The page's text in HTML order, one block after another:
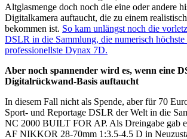
Altglasmenge doch noch die eine oder andere
Digitalkamera auftaucht, die zu einem
bekommen ist. So kam unlängst noch die
DSLR in die Sammlung, die numerisch höchste
professionellste Dynax 7D.
Aber noch spannender wird es, wenn eine
Digitalrückwand-Basis auftaucht
In diesem Fall nicht als Spende, aber für 70
Sport- und Reportage DSLR der Welt in die
NC 2000 BUILT FOR AP. Als Dreingabe gab
AF NIKKOR 28-70mm 1:3.5-4.5 D in